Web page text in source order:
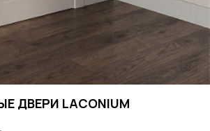
ДВЕРИ LACONIUM